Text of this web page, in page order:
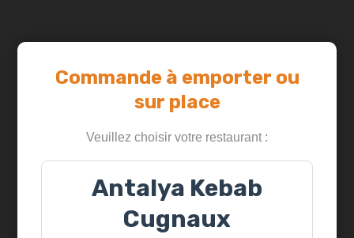
Commande à emporter ou
sur place
Veuillez choisir votre restaurant :
Antalya Kebab
Cugnaux